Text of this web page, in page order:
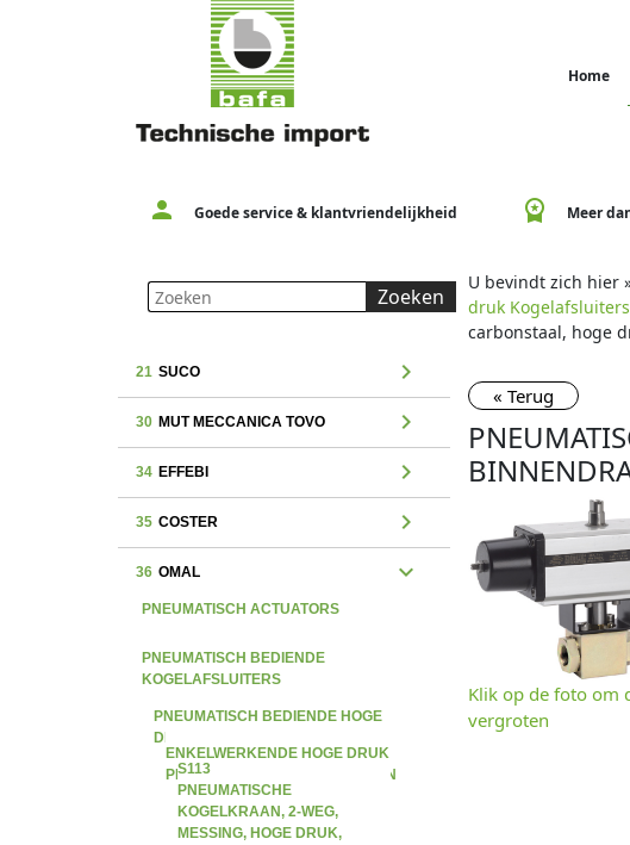
Home
person Goede service & klantvriendelijkheid workspace_premium Meer
Zoeken
21 SUCO chevron_right
30 MUT MECCANICA TOVO chevron_right
34 EFFEBI chevron_right
35 COSTER chevron_right
36 OMAL expand_more
PNEUMATISCH ACTUATORS
PNEUMATISCH BEDIENDE
KOGELAFSLUITERS
PNEUMATISCH BEDIENDE HOGE
DRUK KOGELAFSLUITERS
ENKELWERKENDE HOGE DRUK
PNEUMATISCHE KOGELKRANEN
S113
PNEUMATISCHE
KOGELKRAAN, 2-WEG,
MESSING, HOGE DRUK,
U bevindt zich hier
druk Kogelafsluiters
carbonstaal, hoge
« Terug
Klik op de foto om
vergroten